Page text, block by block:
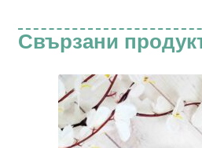
Свързани